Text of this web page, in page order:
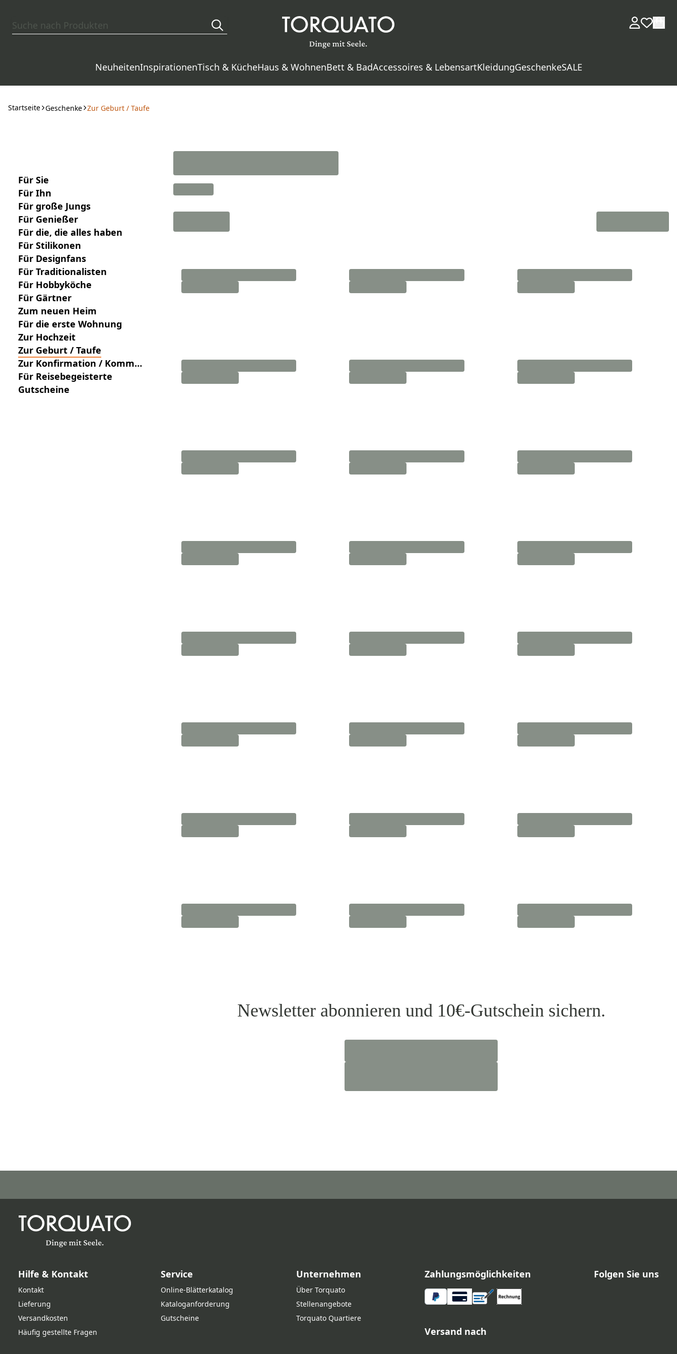
NeuheitenInspirationenTisch & KücheHaus & WohnenBett & BadAccessoires & LebensartKleidungGeschenkeSALE
Startseite Geschenke Zur Geburt / Taufe
Für Sie
Für Ihn
Für große Jungs
Für Genießer
Für die, die alles haben
Für Stilikonen
Für Designfans
Für Traditionalisten
Für Hobbyköche
Für Gärtner
Zum neuen Heim
Für die erste Wohnung
Zur Hochzeit
Zur Geburt / Taufe
Zur Konfirmation / Kommu
nion
Für Reisebegeisterte
Gutscheine
Newsletter abonnieren und 10€-Gutschein sichern.
Hilfe & Kontakt
Kontakt
Lieferung
Versandkosten
Häufig gestellte Fragen
Service
Online‑Blätterkatalog
Kataloganforderung
Gutscheine
Unternehmen
Über Torquato
Stellenangebote
Torquato Quartiere
Zahlungsmöglichkeiten
Versand nach
Folgen Sie uns